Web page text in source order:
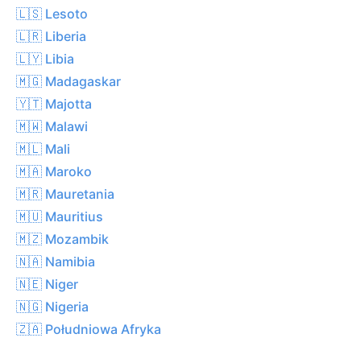
🇱🇸 Lesoto
🇱🇷 Liberia
🇱🇾 Libia
🇲🇬 Madagaskar
🇾🇹 Majotta
🇲🇼 Malawi
🇲🇱 Mali
🇲🇦 Maroko
🇲🇷 Mauretania
🇲🇺 Mauritius
🇲🇿 Mozambik
🇳🇦 Namibia
🇳🇪 Niger
🇳🇬 Nigeria
🇿🇦 Południowa Afryka